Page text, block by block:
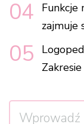
Funkcje
zajmuje
Zakresie